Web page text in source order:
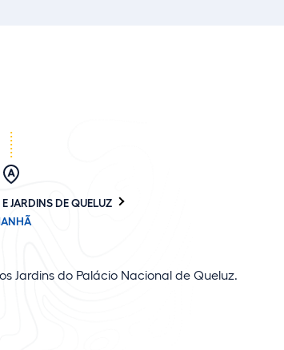
JARDINS DE QUELUZ
Jardins do Palácio Nacional de Queluz.